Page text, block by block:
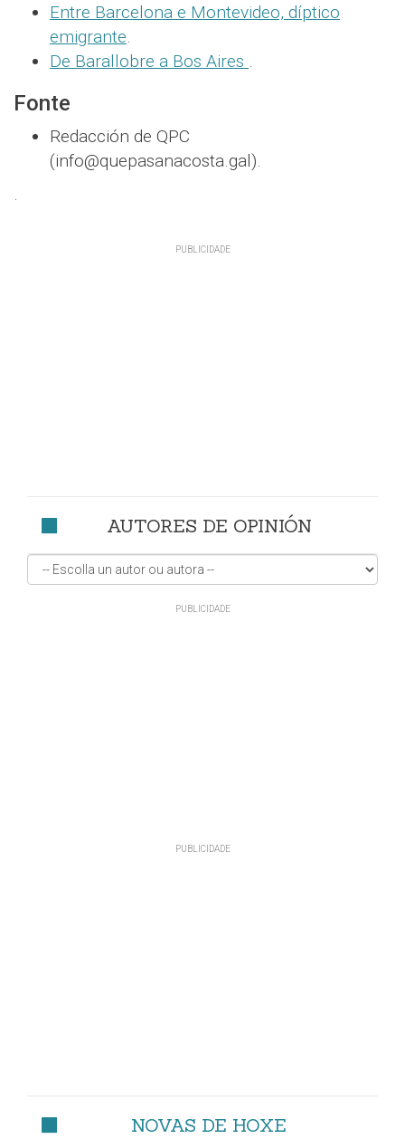
Entre Barcelona e Montevideo, díptico
emigrante.
De Barallobre a Bos Aires .
Fonte
Redacción de QPC
(info@quepasanacosta.gal).
.
AUTORES DE OPINIÓN
NOVAS DE HOXE